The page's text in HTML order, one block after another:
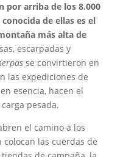
por arriba de los 8.000
de ellas es el
más alta de
escarpadas y
se convirtieron en
las expediciones de
esencia, hacen el
pesada.
el camino a los
las cuerdas de